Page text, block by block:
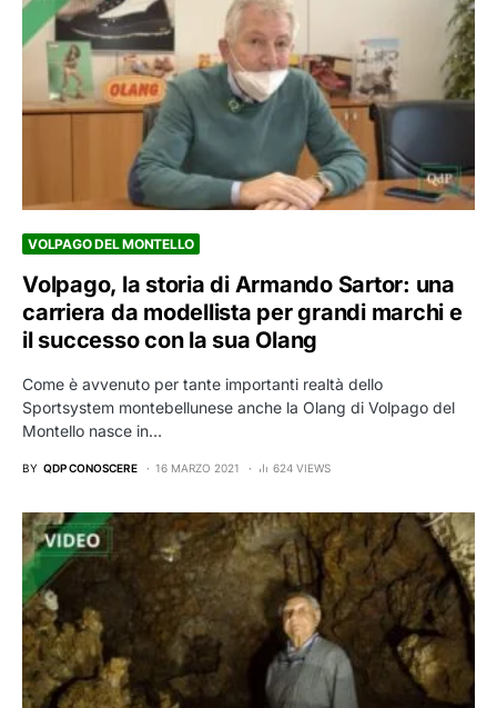
VOLPAGO DEL MONTELLO
Volpago, la storia di Armando Sartor: una
carriera da modellista per grandi marchi e
il successo con la sua Olang
Come è avvenuto per tante importanti realtà dello
Sportsystem montebellunese anche la Olang di Volpago del
Montello nasce in…
BY QDP CONOSCERE 16 MARZO 2021 624 VIEWS